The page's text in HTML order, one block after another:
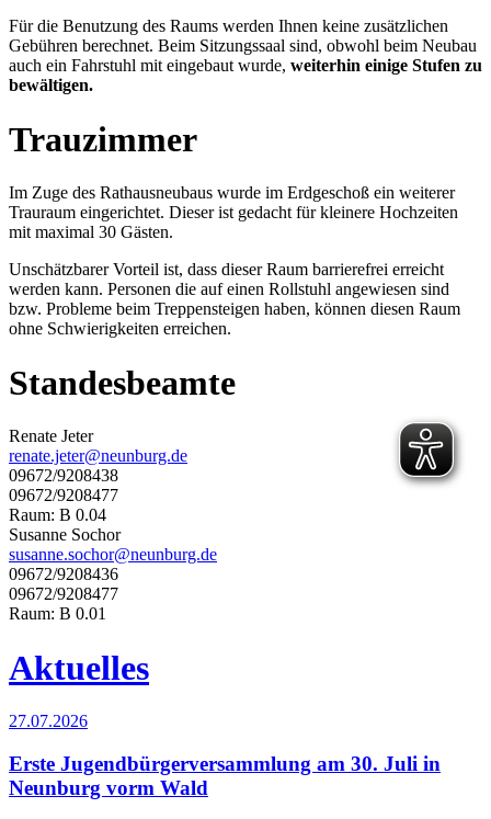
Für die Benutzung des Raums werden Ihnen keine zusätzlichen
Gebühren berechnet. Beim Sitzungssaal sind, obwohl beim Neubau
auch ein Fahrstuhl mit eingebaut wurde, weiterhin einige Stufen zu
bewältigen.
Trauzimmer
Im Zuge des Rathausneubaus wurde im Erdgeschoß ein weiterer
Trauraum eingerichtet. Dieser ist gedacht für kleinere Hochzeiten
mit maximal 30 Gästen.
Unschätzbarer Vorteil ist, dass dieser Raum barrierefrei erreicht
werden kann. Personen die auf einen Rollstuhl angewiesen sind
bzw. Probleme beim Treppensteigen haben, können diesen Raum
ohne Schwierigkeiten erreichen.
Standesbeamte
Renate Jeter
renate.jeter@neunburg.de
09672/9208438
09672/9208477
Raum: B 0.04
Susanne Sochor
susanne.sochor@neunburg.de
09672/9208436
09672/9208477
Raum: B 0.01
Aktuelles
27.07.2026
Erste Jugendbürgerversammlung am 30. Juli in
Neunburg vorm Wald